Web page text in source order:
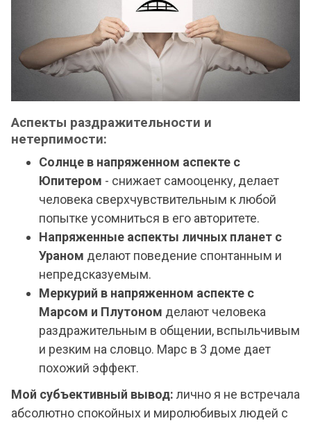
Аспекты раздражительности и
нетерпимости:
Солнце в напряженном аспекте с
Юпитером - снижает самооценку, делает
человека сверхчувствительным к любой
попытке усомниться в его авторитете.
Напряженные аспекты личных планет с
Ураном делают поведение спонтанным и
непредсказуемым.
Меркурий в напряженном аспекте с
Марсом и Плутоном делают человека
раздражительным в общении, вспыльчивым
и резким на словцо. Марс в 3 доме дает
похожий эффект.
Мой субъективный вывод: лично я не встречала
абсолютно спокойных и миролюбивых людей с